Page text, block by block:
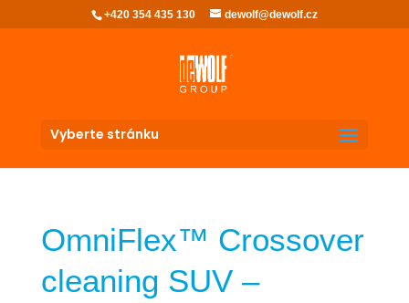
+420 354 435 130 dewolf@dewolf.cz
Vyberte stránku
OmniFlex™ Crossover
cleaning SUV –